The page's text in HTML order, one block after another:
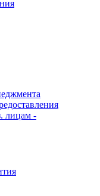
лицам -